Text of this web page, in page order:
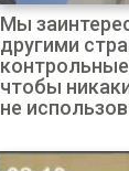
Мы
другими
чтобы
не